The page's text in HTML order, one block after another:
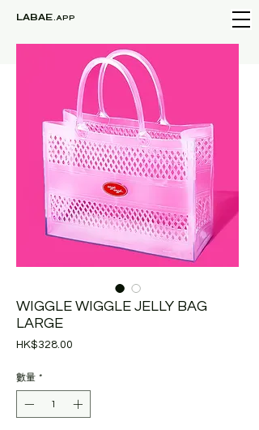
LABAE.APP
WIGGLE WIGGLE JELLY BAG
LARGE
HK$328.00
數量 *